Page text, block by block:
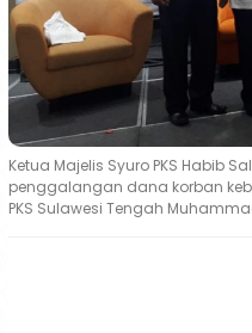
Ketua Majelis Syuro PKS Habib
penggalangan dana korban
PKS Sulawesi Tengah